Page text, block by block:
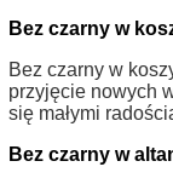
Bez czarny w
Bez czarny w
przyjęcie nowych
się małymi
Bez czarny w